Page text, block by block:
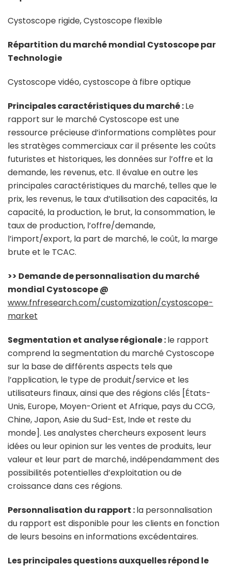
Cystoscope rigide, Cystoscope flexible
Répartition du marché mondial Cystoscope par
Technologie
Cystoscope vidéo, cystoscope à fibre optique
Principales caractéristiques du marché :Le
rapport sur le marché Cystoscope est une
ressource précieuse d’informations complètes pour
les stratèges commerciaux car il présente les coûts
futuristes et historiques, les données sur l’offre et la
demande, les revenus, etc. Il évalue en outre les
principales caractéristiques du marché, telles que le
prix, les revenus, le taux d’utilisation des capacités, la
capacité, la production, le brut, la consommation, le
taux de production, l’offre/demande,
l’import/export, la part de marché, le coût, la marge
brute et le TCAC.
>> Demande de personnalisation du marché
mondial Cystoscope @
www.fnfresearch.com/customization/cystoscope-
market
Segmentation et analyse régionale :le rapport
comprend la segmentation du marché Cystoscope
sur la base de différents aspects tels que
l’application, le type de produit/service et les
utilisateurs finaux, ainsi que des régions clés [États-
Unis, Europe, Moyen-Orient et Afrique, pays du CCG,
Chine, Japon, Asie du Sud-Est, Inde et reste du
monde]. Les analystes chercheurs exposent leurs
idées ou leur opinion sur les ventes de produits, leur
valeur et leur part de marché, indépendamment des
possibilités potentielles d’exploitation ou de
croissance dans ces régions.
Personnalisation du rapport :la personnalisation
du rapport est disponible pour les clients en fonction
de leurs besoins en informations excédentaires.
Les principales questions auxquelles répond le